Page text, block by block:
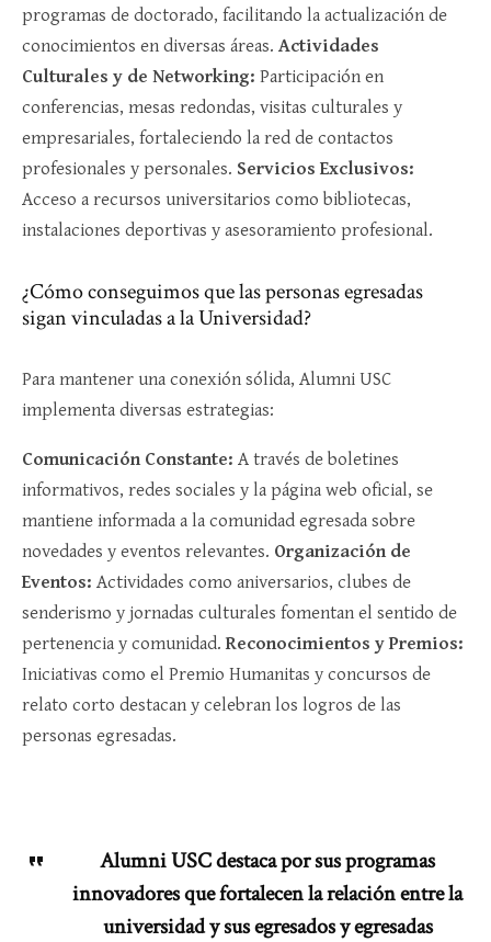
programas de doctorado, facilitando la actualización de
conocimientos en diversas áreas. Actividades
Culturales y de Networking: Participación en
conferencias, mesas redondas, visitas culturales y
empresariales, fortaleciendo la red de contactos
profesionales y personales. Servicios Exclusivos:
Acceso a recursos universitarios como bibliotecas,
instalaciones deportivas y asesoramiento profesional.
¿Cómo conseguimos que las personas egresadas
sigan vinculadas a la Universidad?
Para mantener una conexión sólida, Alumni USC
implementa diversas estrategias:
Comunicación Constante: A través de boletines
informativos, redes sociales y la página web oficial, se
mantiene informada a la comunidad egresada sobre
novedades y eventos relevantes. Organización de
Eventos: Actividades como aniversarios, clubes de
senderismo y jornadas culturales fomentan el sentido de
pertenencia y comunidad. Reconocimientos y Premios:
Iniciativas como el Premio Humanitas y concursos de
relato corto destacan y celebran los logros de las
personas egresadas.
Alumni USC destaca por sus programas
innovadores que fortalecen la relación entre la
universidad y sus egresados y egresadas